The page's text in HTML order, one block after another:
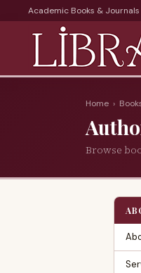
Academic Books &
Home ›
Browse